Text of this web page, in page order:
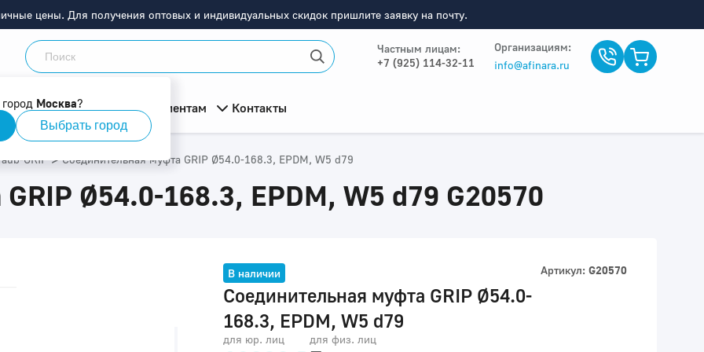
цены. Для получения оптовых и индивидуальных скидок пришлите заявку на почту.
Москва?
Выбрать город
Частным лицам:
+7 (925) 114-32-11
Организациям:
info@afinara.ru
О компании Клиентам Контакты
GRIP > Соединительная муфта GRIP Ø54.0-168.3, EPDM, W5 d79
Ø54.0-168.3, EPDM, W5 d79 G20570
В наличии Артикул: G20570
Соединительная муфта GRIP Ø54.0-
168.3, EPDM, W5 d79
для юр. лиц для физ. лиц